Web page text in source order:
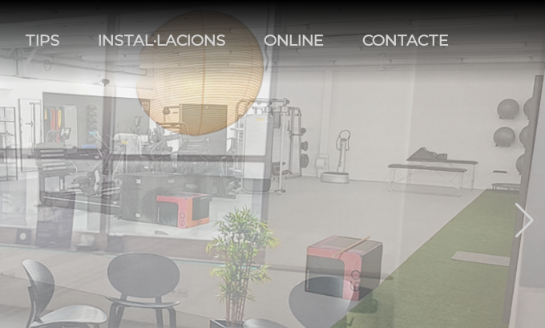
TIPS INSTAL·LACIONS ONLINE CONTACTE